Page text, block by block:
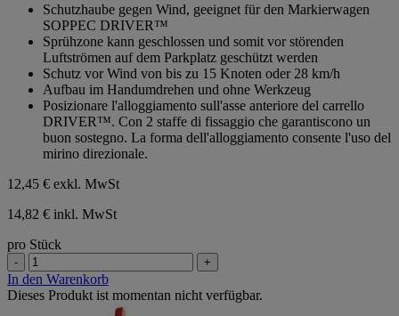
Sternen.
Schutzhaube gegen Wind, geeignet für den Markierwagen
SOPPEC DRIVER™
Sprühzone kann geschlossen und somit vor störenden
Luftströmen auf dem Parkplatz geschützt werden
Schutz vor Wind von bis zu 15 Knoten oder 28 km/h
Aufbau im Handumdrehen und ohne Werkzeug
Posizionare l'alloggiamento sull'asse anteriore del carrello
DRIVER™. Con 2 staffe di fissaggio che garantiscono un
buon sostegno. La forma dell'alloggiamento consente l'uso del
mirino direzionale.
12,45 € exkl. MwSt
14,82 € inkl. MwSt
pro Stück
- +
In den Warenkorb
Dieses Produkt ist momentan nicht verfügbar.